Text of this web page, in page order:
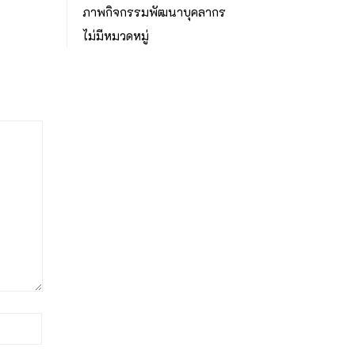
ภาพกิจกรรมพัฒนาบุคลากร
ไม่มีหมวดหมู่